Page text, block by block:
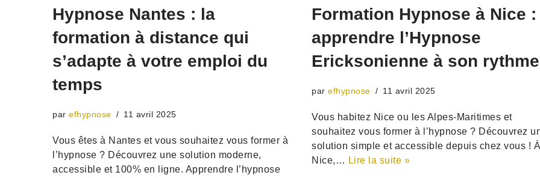
Hypnose Nantes : la
formation à distance qui
s’adapte à votre emploi du
temps
par efhypnose 11 avril 2025
Vous êtes à Nantes et vous souhaitez vous former à
l’hypnose ? Découvrez une solution moderne,
accessible et 100% en ligne. Apprendre l’hypnose
Formation Hypnose à Nice :
apprendre l’Hypnose
Ericksonienne à son rythme
par efhypnose 11 avril 2025
Vous habitez Nice ou les Alpes-Maritimes et
souhaitez vous former à l’hypnose ? Découvrez
solution simple et accessible depuis chez vous ! À
Nice,… Lire la suite »